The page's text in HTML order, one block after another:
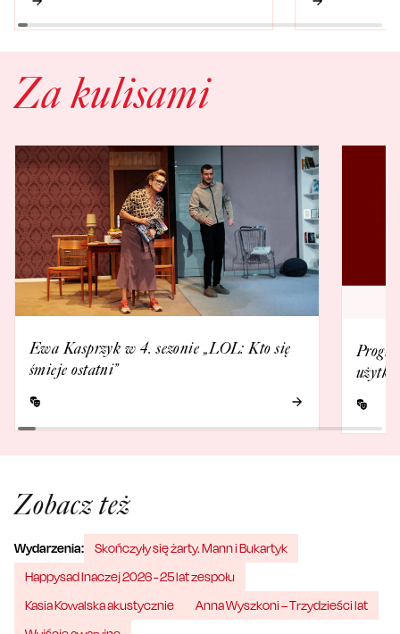
Za kulisami
Ewa Kasprzyk w 4. sezonie „LOL: Kto się
śmieje ostatni”
Zobacz też
Wydarzenia:
Skończyły się żarty. Mann i Bukartyk
Happysad Inaczej 2026 - 25 lat zespołu
Kasia Kowalska akustycznie
Anna Wyszkoni – Trzydzieści lat